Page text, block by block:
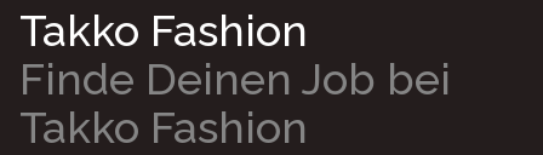
Takko Fashion
Finde Deinen Job bei
Takko Fashion